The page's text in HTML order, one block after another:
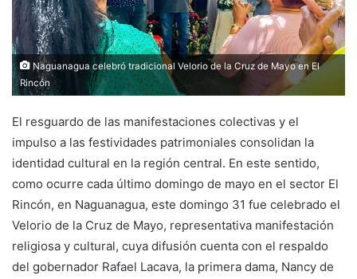
Naguanagua celebró tradicional Velorio de la Cruz de Mayo en El
Rincón
El resguardo de las manifestaciones colectivas y el
impulso a las festividades patrimoniales consolidan la
identidad cultural en la región central. En este sentido,
como ocurre cada último domingo de mayo en el sector El
Rincón, en Naguanagua, este domingo 31 fue celebrado el
Velorio de la Cruz de Mayo, representativa manifestación
religiosa y cultural, cuya difusión cuenta con el respaldo
del gobernador Rafael Lacava, la primera dama, Nancy de